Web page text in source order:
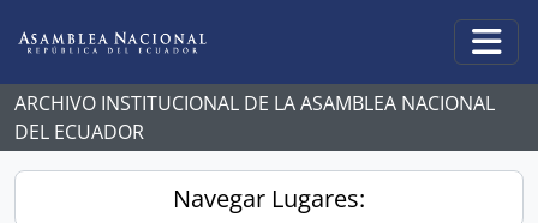
ARCHIVO INSTITUCIONAL DE LA ASAMBLEA NACIONAL
DEL ECUADOR
Navegar Lugares: